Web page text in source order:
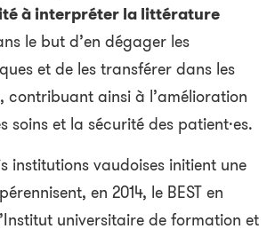
à interpréter la littérature
le but d’en dégager les
et de les transférer dans les
contribuant ainsi à l’amélioration
soins et la sécurité des patient·es.
institutions vaudoises initient une
en 2014, le BEST en
universitaire de formation et